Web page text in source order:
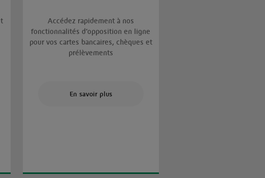
Accédez rapidement à nos
fonctionnalités d’opposition en ligne
pour vos cartes bancaires, chèques et
prélèvements
En savoir plus